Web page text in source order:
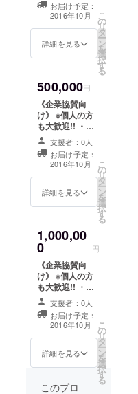
ダウンロード
版） ・お礼メー
ル、CAMPFIRE
メッセージでの
開発状況報告
（小） ・作品内
の大通りに企業
名の店を建設
（小） ・プロ
（小） ・プロ
ジェクトの特設
サイトに企業リ
ンクバナー掲載
（小） =-=-=-=-
=-=-=-=-=-=-=-=-
=-=-=-=-=-=-=-=-
=-=-=-=-=-=-= ・
エンドロールに
スペシャルサン
クスとして記名
・作品内ののぼ
名 ・特定の区
画、屋敷に入れ
る資格（ランク
A：無制限） ・
記念冊子、『江
戸の町』特注ハ
コスコ ・『江戸
の町VR』ソフト
(PCダウンロー
ド版） ・お礼
メール、
CAMPFIREメッ
お届け予定：
2016年10月
詳細を見る
こ
の
リ
タ
ー
ン
を
選
択
す
る
500,000円
《企業協賛向
け》 ※個人の方
も大歓迎!! ・作
品内の看板に企
業名を記名
（中） ・作品内
の大通りに企業
名の店を建設
（中） ・プロ
（中） ・プロ
ジェクトの特設
サイトに企業リ
ンクバナー掲載
（中） =-=-=-=-
=-=-=-=-=-=-=-=-
=-=-=-=-=-=-=-=-
=-=-=-=-=-=-= ・
エンドロールに
スペシャルサン
・作品内ののぼ
り旗（大）に記
画、屋敷に入れ
支援者：0人
お届け予定：
2016年10月
詳細を見る
こ
の
リ
タ
ー
ン
を
選
択
す
る
1,000,00
0 円
《企業協賛向
け》 ※個人の方
も大歓迎!! ・作
品内の看板に企
業名を記名
（大） ・作品内
の大通りに企業
名の店を建設
（大） ・プロ
企業名掲載
支援者：0人
お届け予定：
2016年10月
詳細を見る
こ
の
リ
タ
ー
ン
を
選
択
す
る
このプロ